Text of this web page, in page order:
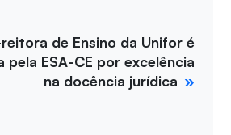
de Ensino da Unifor é
pela ESA-CE por excelência
na docência jurídica